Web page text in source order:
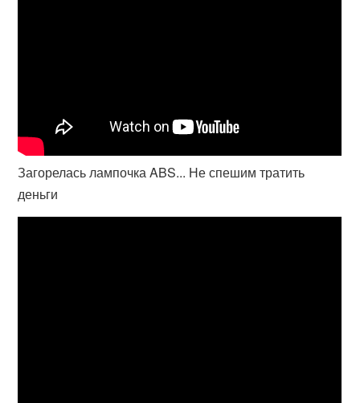
Загорелась лампочка ABS... Не спешим тратить
деньги